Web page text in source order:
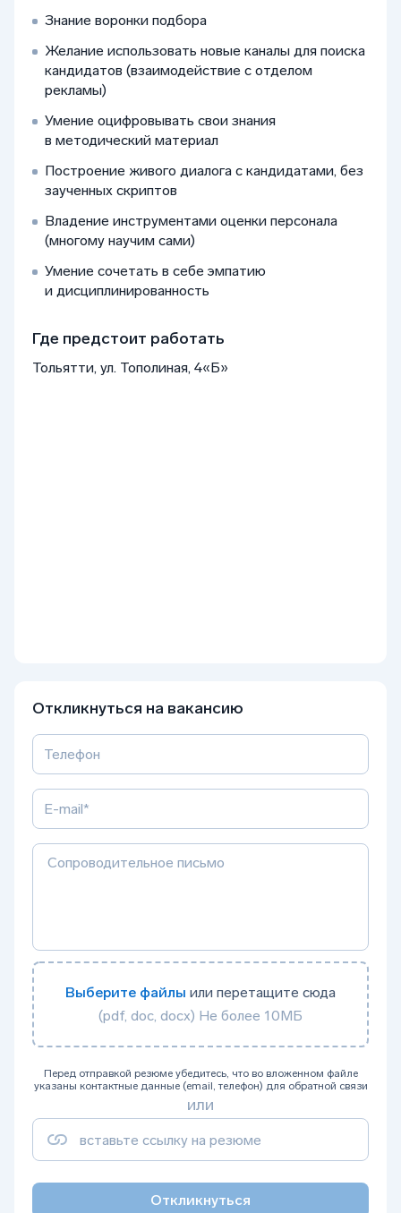
Знание воронки подбора
Желание использовать новые каналы для поиска
кандидатов (взаимодействие с отделом
рекламы)
Умение оцифровывать свои знания
в методический материал
Построение живого диалога с кандидатами, без
заученных скриптов
Владение инструментами оценки персонала
(многому научим сами)
Умение сочетать в себе эмпатию
и дисциплинированность
Где предстоит работать
Тольятти, ул. Тополиная, 4«Б»
Откликнуться на вакансию
Выберите файлы или перетащите сюда
(pdf, doc, docx) Не более 10МБ
Перед отправкой резюме убедитесь, что во вложенном файле
указаны контактные данные (email, телефон) для обратной связи
или
Откликнуться